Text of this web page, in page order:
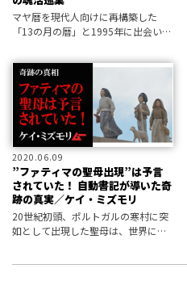
マヤ暦を現代人向けに再構築した
「13の月の暦」と1995年に出会い、
ンダーや手帳、日記などを製作して
いるという倉元孝三さん。この暦を
ベースにして日々を過ごすと、心身
が整
2020.06.09
”ファティマの聖母出現”は予言
されていた！ 自動書記が導いた奇
跡の真実／ケイ・ミズモリ
20世紀初頭、ポルトガルの寒村に突
如として出現した聖母は、世界に関